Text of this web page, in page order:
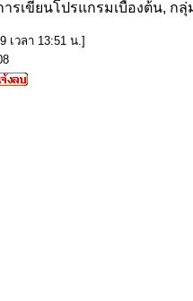
รเขียนโปรแกรมเบื้องต้น, ก
เวลา 13:51 น.]